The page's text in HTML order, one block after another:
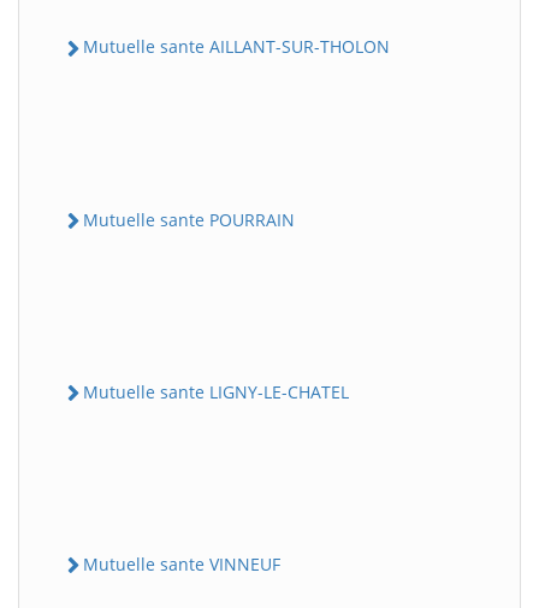
Mutuelle sante AILLANT-SUR-THOLON
Mutuelle sante POURRAIN
Mutuelle sante LIGNY-LE-CHATEL
Mutuelle sante VINNEUF